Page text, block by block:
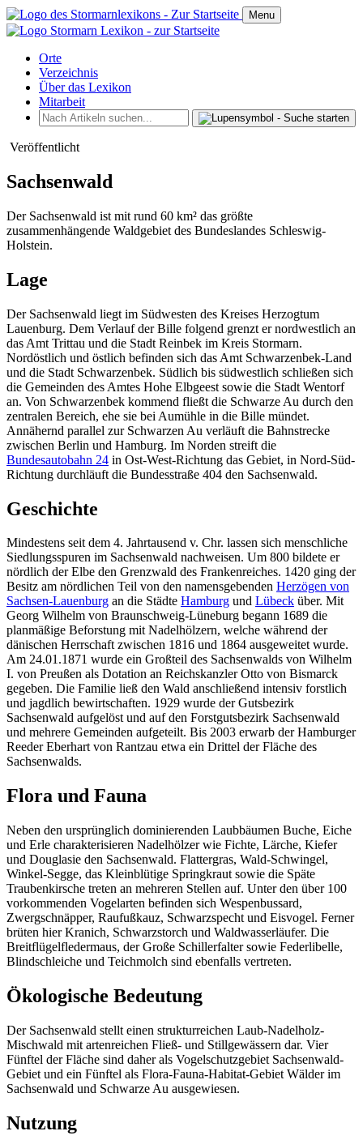
Menu
Orte
Verzeichnis
Über das Lexikon
Mitarbeit
Veröffentlicht
Sachsenwald
Der Sachsenwald ist mit rund 60 km² das größte
zusammenhängende Waldgebiet des Bundeslandes Schleswig-
Holstein.
Lage
Der Sachsenwald liegt im Südwesten des Kreises Herzogtum
Lauenburg. Dem Verlauf der Bille folgend grenzt er nordwestlich an
das Amt Trittau und die Stadt Reinbek im Kreis Stormarn.
Nordöstlich und östlich befinden sich das Amt Schwarzenbek-Land
und die Stadt Schwarzenbek. Südlich bis südwestlich schließen sich
die Gemeinden des Amtes Hohe Elbgeest sowie die Stadt Wentorf
an. Von Schwarzenbek kommend fließt die Schwarze Au durch den
zentralen Bereich, ehe sie bei Aumühle in die Bille mündet.
Annähernd parallel zur Schwarzen Au verläuft die Bahnstrecke
zwischen Berlin und Hamburg. Im Norden streift die
Bundesautobahn 24 in Ost-West-Richtung das Gebiet, in Nord-Süd-
Richtung durchläuft die Bundesstraße 404 den Sachsenwald.
Geschichte
Mindestens seit dem 4. Jahrtausend v. Chr. lassen sich menschliche
Siedlungsspuren im Sachsenwald nachweisen. Um 800 bildete er
nördlich der Elbe den Grenzwald des Frankenreiches. 1420 ging der
Besitz am nördlichen Teil von den namensgebenden Herzögen von
Sachsen-Lauenburg an die Städte Hamburg und Lübeck über. Mit
Georg Wilhelm von Braunschweig-Lüneburg begann 1689 die
planmäßige Beforstung mit Nadelhölzern, welche während der
dänischen Herrschaft zwischen 1816 und 1864 ausgeweitet wurde.
Am 24.01.1871 wurde ein Großteil des Sachsenwalds von Wilhelm
I. von Preußen als Dotation an Reichskanzler Otto von Bismarck
gegeben. Die Familie ließ den Wald anschließend intensiv forstlich
und jagdlich bewirtschaften. 1929 wurde der Gutsbezirk
Sachsenwald aufgelöst und auf den Forstgutsbezirk Sachsenwald
und mehrere Gemeinden aufgeteilt. Bis 2003 erwarb der Hamburger
Reeder Eberhart von Rantzau etwa ein Drittel der Fläche des
Sachsenwalds.
Flora und Fauna
Neben den ursprünglich dominierenden Laubbäumen Buche, Eiche
und Erle charakterisieren Nadelhölzer wie Fichte, Lärche, Kiefer
und Douglasie den Sachsenwald. Flattergras, Wald-Schwingel,
Winkel-Segge, das Kleinblütige Springkraut sowie die Späte
Traubenkirsche treten an mehreren Stellen auf. Unter den über 100
vorkommenden Vogelarten befinden sich Wespenbussard,
Zwergschnäpper, Raufußkauz, Schwarzspecht und Eisvogel. Ferner
brüten hier Kranich, Schwarzstorch und Waldwasserläufer. Die
Breitflügelfledermaus, der Große Schillerfalter sowie Federlibelle,
Blindschleiche und Teichmolch sind ebenfalls vertreten.
Ökologische Bedeutung
Der Sachsenwald stellt einen strukturreichen Laub-Nadelholz-
Mischwald mit artenreichen Fließ- und Stillgewässern dar. Vier
Fünftel der Fläche sind daher als Vogelschutzgebiet Sachsenwald-
Gebiet und ein Fünftel als Flora-Fauna-Habitat-Gebiet Wälder im
Sachsenwald und Schwarze Au ausgewiesen.
Nutzung